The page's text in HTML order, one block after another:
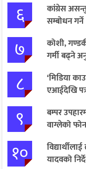
६
कांग्रेस
सम्बोधन गर्ने
७
कोशी,
गर्मी बढ्ने
८
‘मिडिया
एआईदेखि
९
बम्पर
वाग्लेको
१०
यादवको